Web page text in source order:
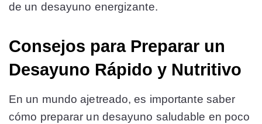
de un desayuno energizante.
Consejos para Preparar un
Desayuno Rápido y Nutritivo
En un mundo ajetreado, es importante saber
cómo preparar un desayuno saludable en poco